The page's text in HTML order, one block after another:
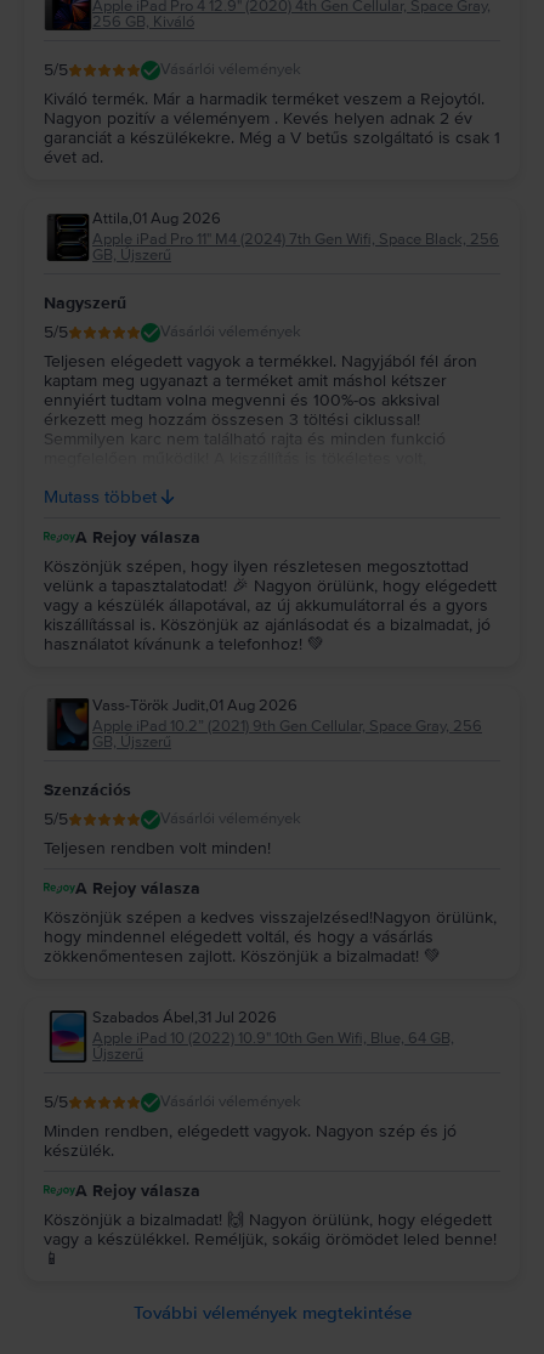
Apple iPad Pro 4 12.9" (2020) 4th Gen Cellular, Space Gray,
256 GB, Kiváló
5/5 Vásárlói vélemények
Kiváló termék. Már a harmadik terméket veszem a Rejoytól.
Nagyon pozitív a véleményem . Kevés helyen adnak 2 év
garanciát a készülékekre. Még a V betűs szolgáltató is csak 1
évet ad.
Attila,01 Aug 2026
Apple iPad Pro 11" M4 (2024) 7th Gen Wifi, Space Black, 256
GB, Újszerű
Nagyszerű
5/5 Vásárlói vélemények
Teljesen elégedett vagyok a termékkel. Nagyjából fél áron
kaptam meg ugyanazt a terméket amit máshol kétszer
ennyiért tudtam volna megvenni és 100%-os akksival
érkezett meg hozzám összesen 3 töltési ciklussal!
Semmilyen karc nem található rajta és minden funkció
tudom ajánlani!
Mutass többet
A Rejoy válasza
Köszönjük szépen, hogy ilyen részletesen megosztottad
velünk a tapasztalatodat! 🎉 Nagyon örülünk, hogy elégedett
vagy a készülék állapotával, az új akkumulátorral és a gyors
kiszállítással is. Köszönjük az ajánlásodat és a bizalmadat, jó
használatot kívánunk a telefonhoz! 💚
Vass-Török Judit,01 Aug 2026
Apple iPad 10.2” (2021) 9th Gen Cellular, Space Gray, 256
GB, Újszerű
Szenzációs
5/5 Vásárlói vélemények
Teljesen rendben volt minden!
A Rejoy válasza
Köszönjük szépen a kedves visszajelzésed!Nagyon örülünk,
hogy mindennel elégedett voltál, és hogy a vásárlás
zökkenőmentesen zajlott. Köszönjük a bizalmadat! 💚
Szabados Ábel,31 Jul 2026
Apple iPad 10 (2022) 10.9" 10th Gen Wifi, Blue, 64 GB,
Újszerű
5/5 Vásárlói vélemények
Minden rendben, elégedett vagyok. Nagyon szép és jó
készülék.
A Rejoy válasza
Köszönjük a bizalmadat! 🙌 Nagyon örülünk, hogy elégedett
vagy a készülékkel. Reméljük, sokáig örömödet leled benne!
📱
További vélemények megtekintése